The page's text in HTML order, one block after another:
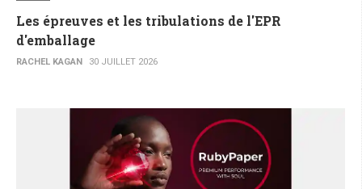
Les épreuves et les tribulations de l'EPR
d'emballage
RACHEL KAGAN 30 JUILLET 2026